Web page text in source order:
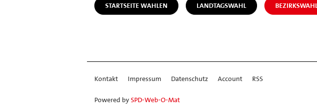
STARTSEITE WAHLEN LANDTAGSWAHL BEZIRKSWAHL
Kontakt Impressum Datenschutz Account RSS
Powered bySPD-Web-O-Mat